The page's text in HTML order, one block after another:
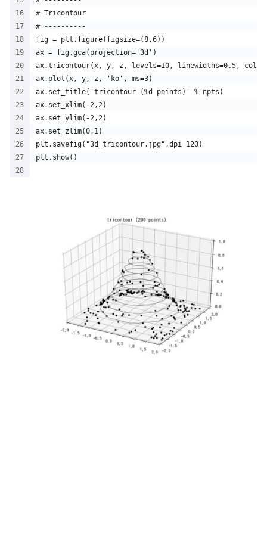
# Tricontour
# ----------
fig = plt.figure(figsize=(8,6))
ax = fig.gca(projection='3d')
ax.tricontour(x, y, z, levels=10, linewidths=0.5,
ax.plot(x, y, z, 'ko', ms=3)
ax.set_title('tricontour (%d points)' % npts)
ax.set_xlim(-2,2)
ax.set_ylim(-2,2)
ax.set_zlim(0,1)
plt.savefig("3d_tricontour.jpg",dpi=120)
plt.show()